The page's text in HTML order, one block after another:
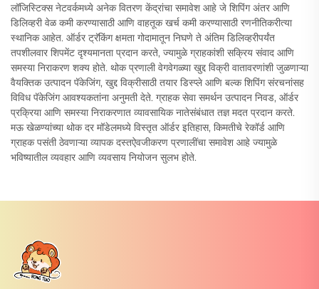
लॉजिस्टिक्स नेटवर्कमध्ये अनेक वितरण केंद्रांचा समावेश आहे जे शिपिंग अंतर आणि
डिलिव्हरी वेळ कमी करण्यासाठी आणि वाहतूक खर्च कमी करण्यासाठी रणनीतिकरीत्या
स्थानिक आहेत. ऑर्डर ट्रॅकिंग क्षमता गोदामातून निघणे ते अंतिम डिलिव्हरीपर्यंत
तपशीलवार शिपमेंट दृश्यमानता प्रदान करते, ज्यामुळे ग्राहकांशी सक्रिय संवाद आणि
समस्या निराकरण शक्य होते. थोक प्रणाली वेगवेगळ्या खुद्द विक्री वातावरणांशी जुळणाऱ्या
वैयक्तिक उत्पादन पॅकेजिंग, खुद्द विक्रीसाठी तयार डिस्प्ले आणि बल्क शिपिंग संरचनांसह
विविध पॅकेजिंग आवश्यकतांना अनुमती देते. ग्राहक सेवा समर्थन उत्पादन निवड, ऑर्डर
प्रक्रिया आणि समस्या निराकरणात व्यावसायिक नातेसंबंधात तज्ञ मदत प्रदान करते.
मऊ खेळण्यांच्या थोक दर मॉडेलमध्ये विस्तृत ऑर्डर इतिहास, किमतीचे रेकॉर्ड आणि
ग्राहक पसंती ठेवणाऱ्या व्यापक दस्तऐवजीकरण प्रणालींचा समावेश आहे ज्यामुळे
भविष्यातील व्यवहार आणि व्यवसाय नियोजन सुलभ होते.